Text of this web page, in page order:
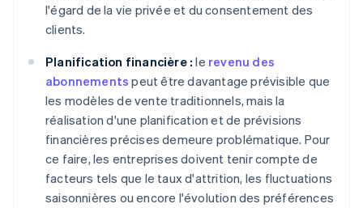
l'égard de la vie privée et du consentement des
clients.
Planification financière : le revenu des
abonnements peut être davantage prévisible que
les modèles de vente traditionnels, mais la
réalisation d'une planification et de prévisions
financières précises demeure problématique. Pour
ce faire, les entreprises doivent tenir compte de
facteurs tels que le taux d'attrition, les fluctuations
saisonnières ou encore l'évolution des préférences